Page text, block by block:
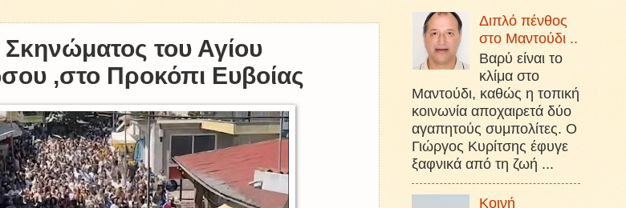
του Αγίου
,στο Προκόπι Ευβοίας
Διπλό πένθος
στο Μαντούδι ..
Βαρύ είναι το
κλίμα στο
Μαντούδι, καθώς η τοπική
κοινωνία αποχαιρετά δύο
αγαπητούς συμπολίτες. Ο
Γιώργος Κυρίτσης έφυγε
ξαφνικά από τη ζωή ...
Κοινή